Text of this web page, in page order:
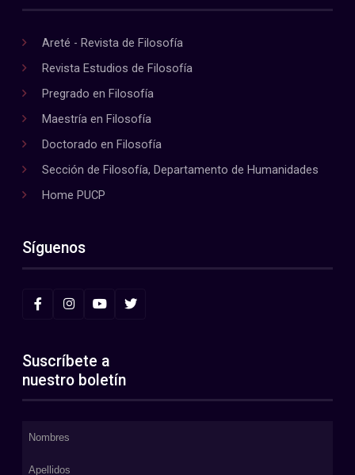
Areté - Revista de Filosofía
Revista Estudios de Filosofía
Pregrado en Filosofía
Maestría en Filosofía
Doctorado en Filosofía
Sección de Filosofía, Departamento de Humanidades
Home PUCP
Síguenos
Suscríbete a
nuestro boletín